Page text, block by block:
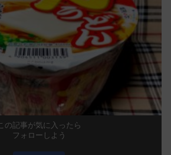
の記事が気に入ったら
フォローしよう